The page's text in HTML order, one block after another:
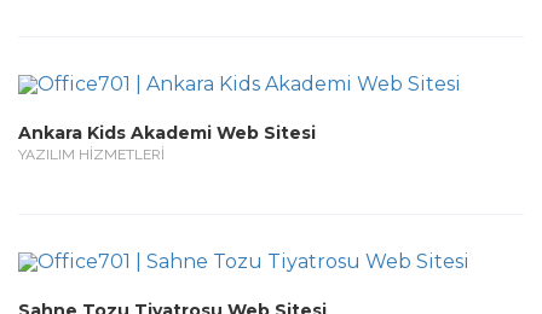
Ankara Kids Akademi Web Sitesi
YAZILIM HİZMETLERİ